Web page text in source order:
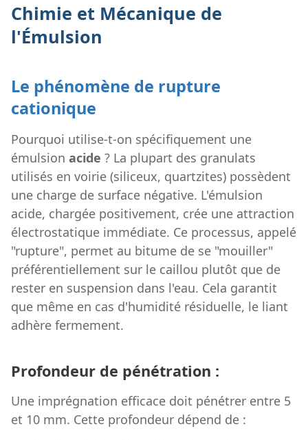
Chimie et Mécanique de
l'Émulsion
Le phénomène de rupture
cationique
Pourquoi utilise-t-on spécifiquement une
émulsion acide ? La plupart des granulats
utilisés en voirie (siliceux, quartzites) possèdent
une charge de surface négative. L'émulsion
acide, chargée positivement, crée une attraction
électrostatique immédiate. Ce processus, appelé
"rupture", permet au bitume de se "mouiller"
préférentiellement sur le caillou plutôt que de
rester en suspension dans l'eau. Cela garantit
que même en cas d'humidité résiduelle, le liant
adhère fermement.
Profondeur de pénétration :
Une imprégnation efficace doit pénétrer entre 5
et 10 mm. Cette profondeur dépend de :